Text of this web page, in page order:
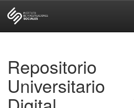
Repositorio
Universitario